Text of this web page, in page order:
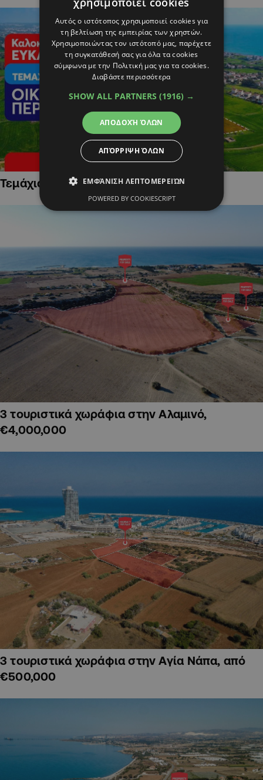
Τεμάχια Γης σε Οικιστικές Περιοχές
3 τουριστικά χωράφια στην Αλαμινό,
€4,000,000
3 τουριστικά χωράφια στην Αγία Νάπα, από
€500,000
Αυτός ο ιστότοπος χρησιμοποιεί cookies για
τη βελτίωση της εμπειρίας των χρηστών.
Χρησιμοποιώντας τον ιστότοπό μας, παρέχετε
τη συγκατάθεσή σας για όλα τα cookies
σύμφωνα με την Πολιτική μας για τα cookies.
Διαβάστε περισσότερα
SHOW ALL PARTNERS (1916) →
ΑΠΟΔΟΧΉ ΌΛΩΝ
ΑΠΌΡΡΙΨΗ ΌΛΩΝ
ΕΜΦΆΝΙΣΗ ΛΕΠΤΟΜΕΡΕΙΏΝ
POWERED BY COOKIESCRIPT